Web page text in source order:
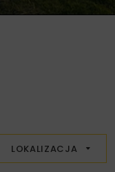
LOKALIZACJA